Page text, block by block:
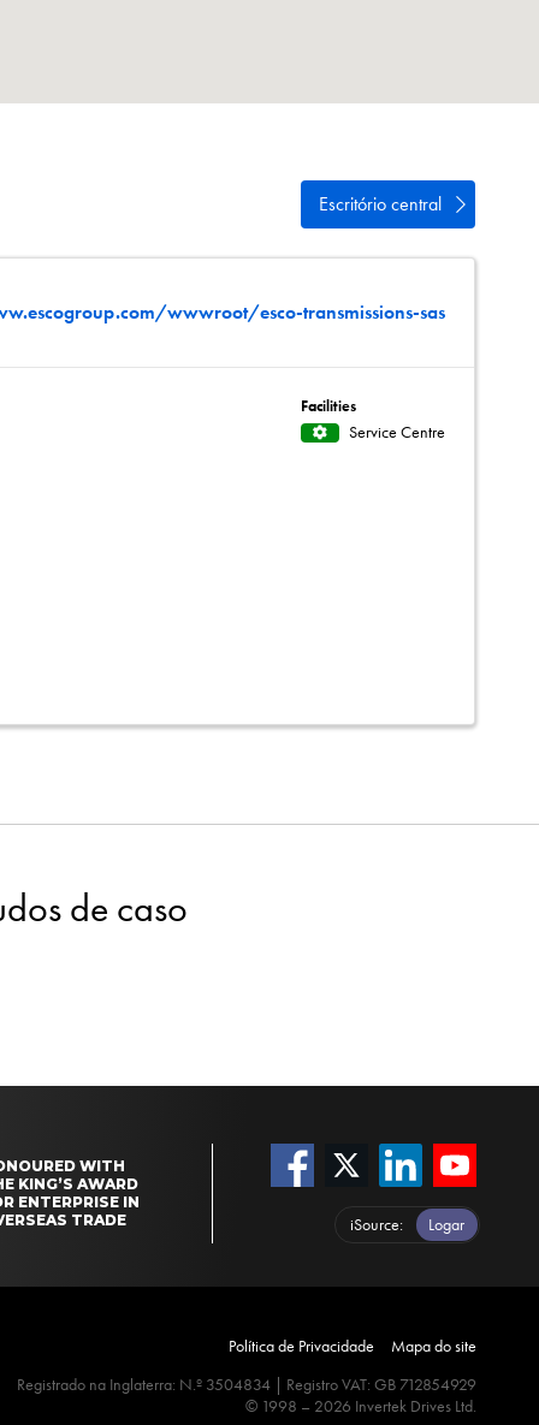
Escritório central
wwwroot/esco-transmissions-sas
Facilities
Service Centre
de caso
WITH
KING’S AWARD
ENTERPRISE IN
TRADE
iSource Logar
Política de Privacidade
Mapa do site
Registrado na Inglaterra: N.º 3504834 | Registro VAT: GB 712854929
© 1998 – 2026 Invertek Drives Ltd.